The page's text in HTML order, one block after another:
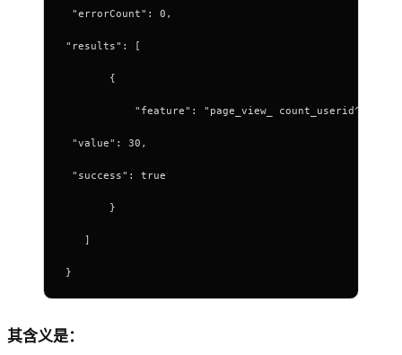
"errorCount": 0,
"results": [
       {
"feature": "page_view_
"value": 30,
"success": true
       }
   ]
}
其含义是：